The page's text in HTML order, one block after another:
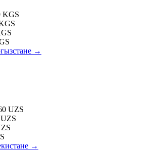
KGS
→
UZS
UZS
→